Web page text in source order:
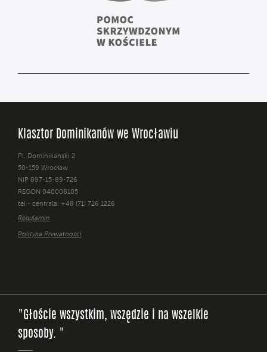
Klasztor Dominikanów we Wrocławiu
Pl. Dominikański 2
50-159 Wrocław
NIP 897-15-89-726
REGON 040008105
tel - centrala: +48 (71) 726 1226
Regulamin
Polityka Prywatności
"Głoście wszystkim, wszędzie i na wszelkie
sposoby. "